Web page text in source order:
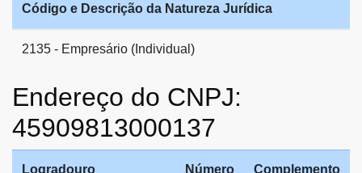
Código e Descrição da Natureza Jurídica
2135 - Empresário (Individual)
Endereço do CNPJ:
45909813000137
Logradouro Número Complemento